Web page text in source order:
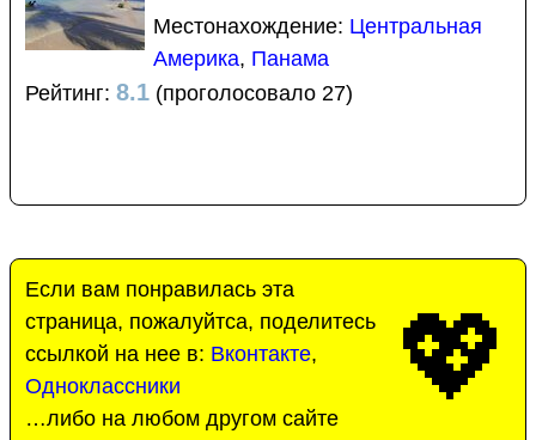
Местонахождение: Центральная
Америка, Панама
Рейтинг: 8.1 (проголосовало 27)
💖
Если вам понравилась эта
страница, пожалуйтса, поделитесь
ссылкой на нее в: Вконтакте,
Одноклассники
…либо на любом другом сайте